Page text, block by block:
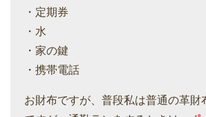
・定期券
・水
・家の鍵
・携帯電話
お財布ですが、普段私は普通の革財